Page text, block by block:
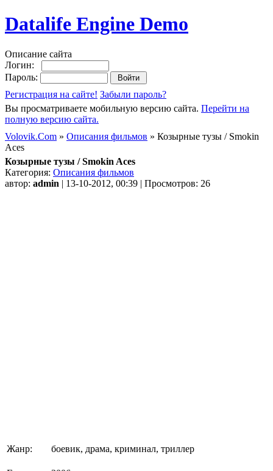
Datalife Engine Demo
Описание сайта
Логин:
Пароль:
Регистрация на сайте! Забыли пароль?
Вы просматриваете мобильную версию сайта. Перейти на
полную версию сайта.
Volovik.Com » Описания фильмов » Козырные тузы / Smokin
Aces
Козырные тузы / Smokin Aces
Категория: Описания фильмов
автор: admin | 13-10-2012, 00:39 | Просмотров: 26
Жанр: боевик, драма, криминал, триллер